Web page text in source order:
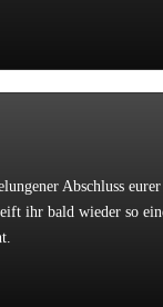
Abschluss
ihr bald wieder so